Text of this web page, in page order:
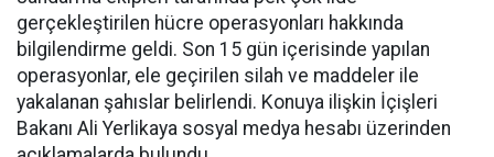
gerçekleştirilen hücre operasyonları hakkında
bilgilendirme geldi. Son 15 gün içerisinde yapılan
operasyonlar, ele geçirilen silah ve maddeler ile
yakalanan şahıslar belirlendi. Konuya ilişkin İçişleri
Bakanı Ali Yerlikaya sosyal medya hesabı üzerinden